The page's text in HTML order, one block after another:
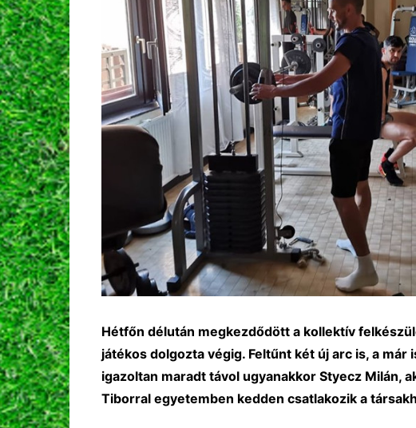
Hétfőn délután megkezdődött a kollektív
játékos dolgozta végig. Feltűnt két új arc is, a
igazoltan maradt távol ugyanakkor Styecz Milán,
Tiborral egyetemben kedden csatlakozik a